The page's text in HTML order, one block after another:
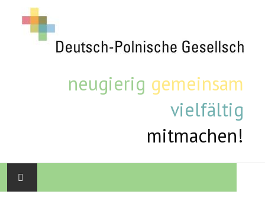
neugierig gemeinsam
vielfältig
mitmachen!